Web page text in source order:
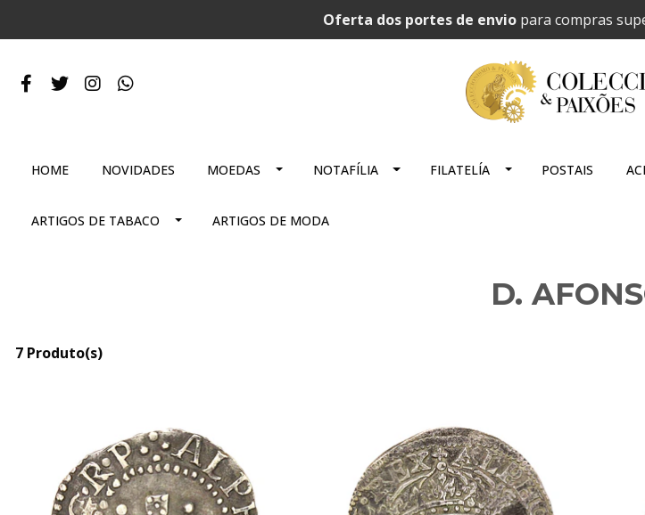
Oferta dos portes de enviopara compras
HOME NOVIDADES MOEDAS NOTAFÍLIA FILATELÍA POSTAIS
ARTIGOS DE TABACO ARTIGOS DE MODA
D.
7 Produto(s)